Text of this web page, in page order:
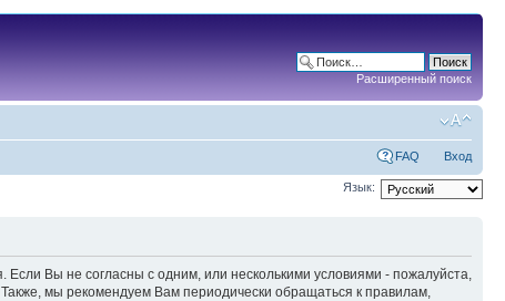
Расширенный поиск
FAQ Вход
Язык:
Вы не согласны с одним, или несколькими условиями - пожалуйста,
мы рекомендуем Вам периодически обращаться к правилам,